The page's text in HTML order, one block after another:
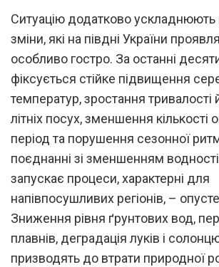
Ситуацію додатково ускладнюють
зміни, які на півдні України
особливо гостро. За останні
фіксується стійке підвищення
температур, зростання тривалості
літніх посух, зменшення кількості
період та порушення сезонної
поєднанні зі зменшенням
запускає процеси, характерні для
напівпосушливих регіонів, –
Зниження рівня ґрунтових вод,
плавнів, деградація луків і
призводять до втрати природної